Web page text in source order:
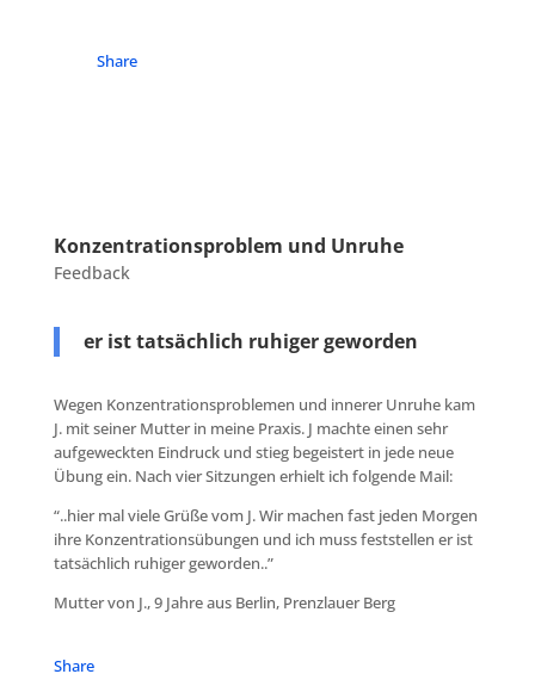
Share
Konzentrationsproblem und Unruhe
Feedback
er ist tatsächlich ruhiger geworden
Wegen Konzentrationsproblemen und innerer Unruhe kam
J. mit seiner Mutter in meine Praxis. J machte einen sehr
aufgeweckten Eindruck und stieg begeistert in jede neue
Übung ein. Nach vier Sitzungen erhielt ich folgende Mail:
“..hier mal viele Grüße vom J. Wir machen fast jeden Morgen
ihre Konzentrationsübungen und ich muss feststellen er ist
tatsächlich ruhiger geworden..”
Mutter von J., 9 Jahre aus Berlin, Prenzlauer Berg
Share